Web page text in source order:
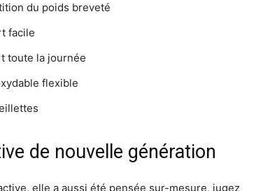
du poids breveté
facile
toute la journée
flexible
de nouvelle génération
elle a aussi été pensée sur-mesure, jugez